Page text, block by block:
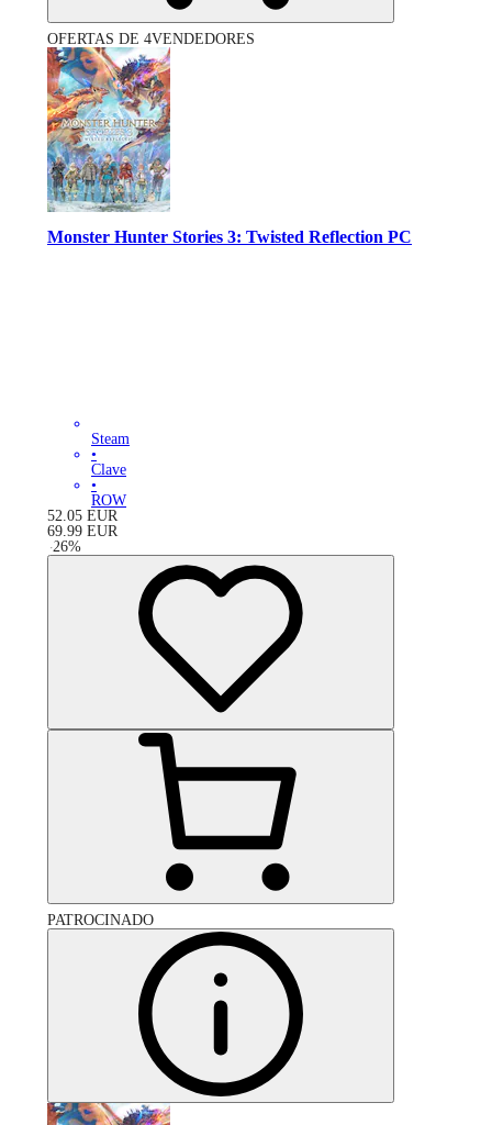
OFERTAS DE 4VENDEDORES
Monster Hunter Stories 3: Twisted Reflection PC
Steam
•
Clave
•
ROW
52.05 EUR
69.99 EUR
-26%
PATROCINADO